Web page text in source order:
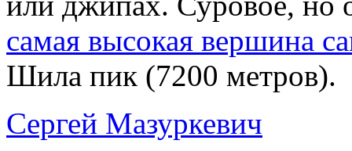
самая высокая вершина
Шила пик (7200 метров).
Сергей Мазуркевич